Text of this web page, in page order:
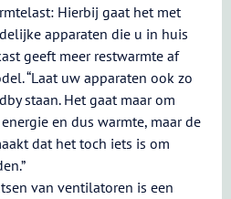
Hierbij gaat het met
apparaten die u in huis
geeft meer restwarmte af
“Laat uw apparaten ook zo
staan. Het gaat maar om
en dus warmte, maar de
dat het toch iets is om
van ventilatoren is een